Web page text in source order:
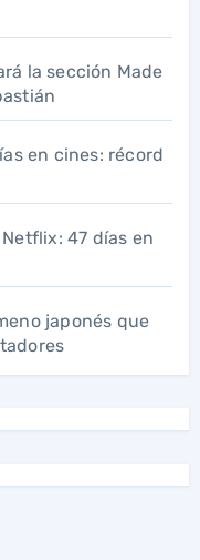
la sección Made
en cines: récord
47 días en
japonés que